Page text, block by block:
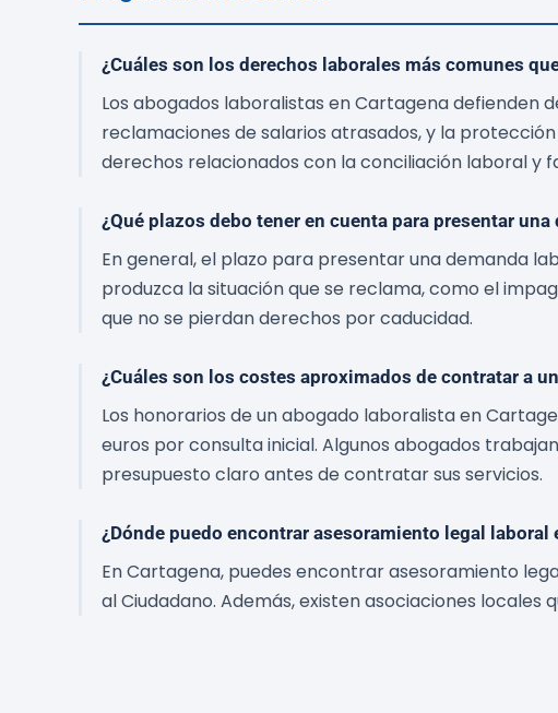
¿Cuáles son los derechos laborales más comunes
Los abogados laboralistas en Cartagena defienden
reclamaciones de salarios atrasados, y la
derechos relacionados con la conciliación laboral y
¿Qué plazos debo tener en cuenta para presentar
En general, el plazo para presentar una demanda
produzca la situación que se reclama, como el
que no se pierdan derechos por caducidad.
¿Cuáles son los costes aproximados de contratar a
Los honorarios de un abogado laboralista en
euros por consulta inicial. Algunos abogados
presupuesto claro antes de contratar sus servicios.
¿Dónde puedo encontrar asesoramiento legal laboral
En Cartagena, puedes encontrar asesoramiento
al Ciudadano. Además, existen asociaciones